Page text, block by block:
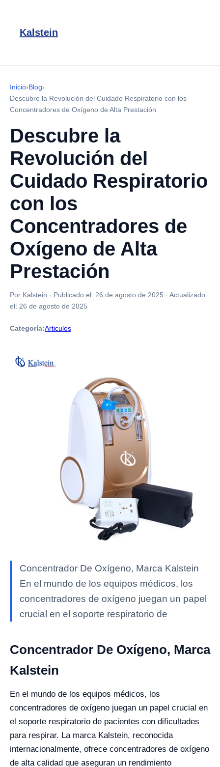
Kalstein
Inicio›Blog›
Descubre la Revolución del Cuidado Respiratorio con los
Concentradores de Oxígeno de Alta Prestación
Descubre la
Revolución del
Cuidado Respiratorio
con los
Concentradores de
Oxígeno de Alta
Prestación
Por Kalstein · Publicado el: 26 de agosto de 2025 · Actualizado
el: 26 de agosto de 2025
Categoría:Articulos
Concentrador De Oxígeno, Marca Kalstein
En el mundo de los equipos médicos, los
concentradores de oxígeno juegan un papel
crucial en el soporte respiratorio de
Concentrador De Oxígeno, Marca
Kalstein
En el mundo de los equipos médicos, los
concentradores de oxígeno juegan un papel crucial en
el soporte respiratorio de pacientes con dificultades
para respirar. La marca Kalstein, reconocida
internacionalmente, ofrece concentradores de oxígeno
de alta calidad que aseguran un rendimiento